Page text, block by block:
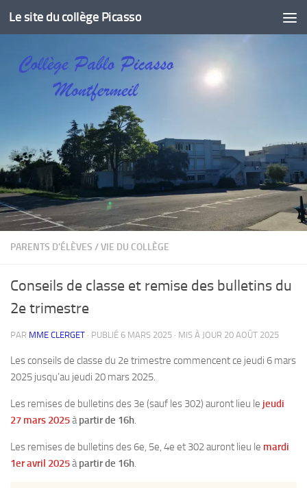
Skip to content
Le site du collège Picasso
PARENTS D'ÉLÈVES /VIE DU COLLÈGE
Conseils de classe et remise des bulletins du
2e trimestre
PAR MME CLERGET · PUBLIÉ 6 MARS 2025 · MIS À JOUR 20 AOÛT 2025
Les conseils de classe du 2e trimestre commencent ce jeudi 6 mars
2025 jusqu’au jeudi 20 mars 2025.
Les remises de bulletins des 3e (sauf les 302) auront lieu le jeudi
27 mars 2025àpartir de 16h.
Les remises de bulletins des 6e, 5e, 4e et 302 auront lieu le mardi
1er avril 2025àpartir de 16h.